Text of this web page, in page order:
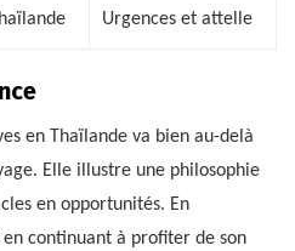
Urgences et attelle
en Thaïlande va bien au-delà
Elle illustre une philosophie
en opportunités. En
continuant à profiter de son